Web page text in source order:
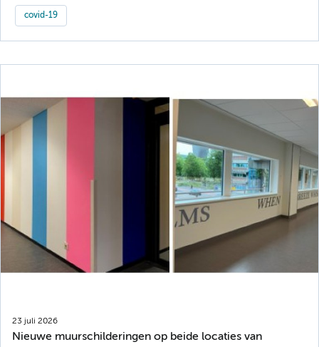
covid-19
23 juli 2026
Nieuwe muurschilderingen op beide locaties van